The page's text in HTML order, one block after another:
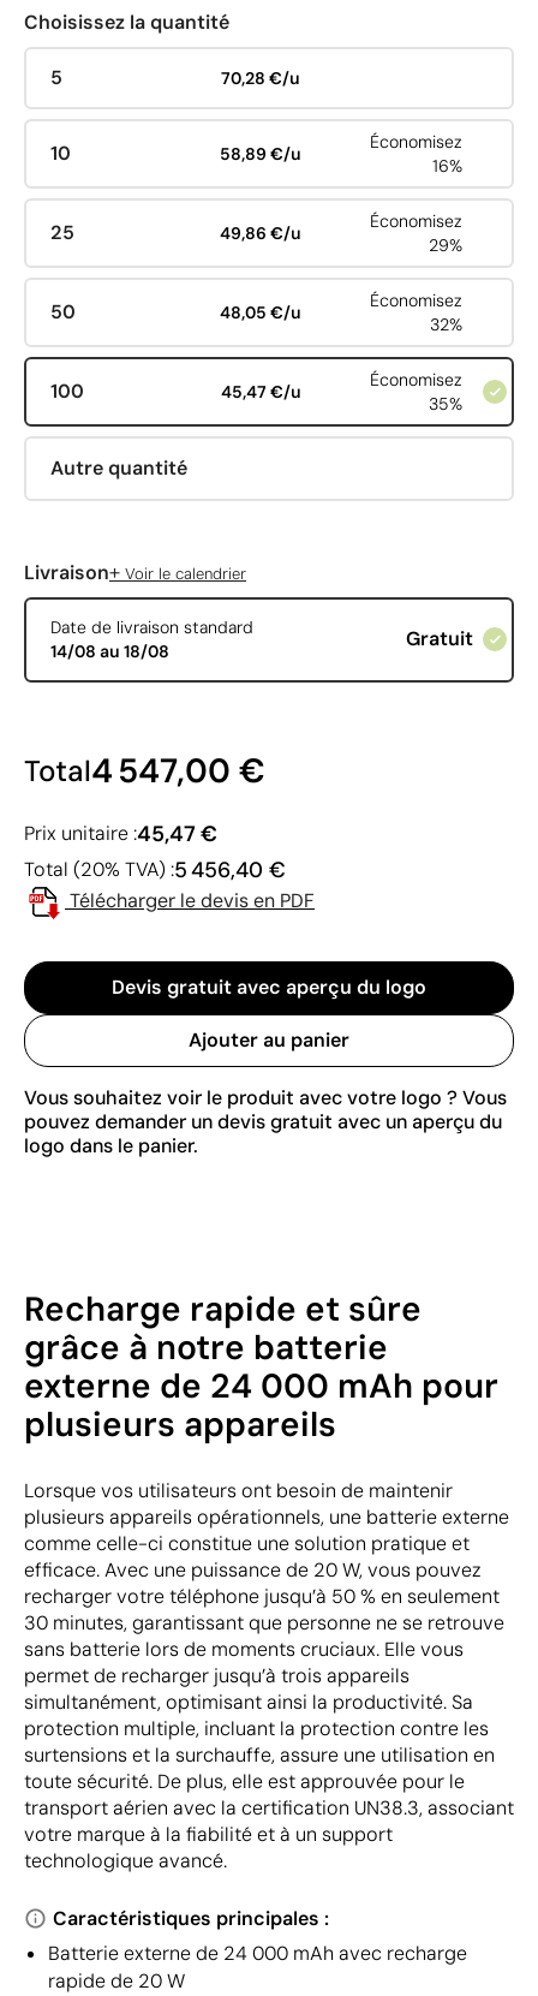
Choisissez la quantité
5 70,28 €/u
10 58,89 €/u
Économisez
16%
25 49,86 €/u
Économisez
29%
50 48,05 €/u
Économisez
32%
100 45,47 €/u
Économisez
35%
Autre quantité
Livraison+ Voir le calendrier
Date de livraison standard
14/08 au 18/08
Gratuit
Total4 547,00 €
Prix unitaire :45,47 €
Total (20% TVA) :5 456,40 €
Télécharger le devis en PDF
Devis gratuit avec aperçu du logo
Ajouter au panier
Vous souhaitez voir le produit avec votre logo ? Vous
pouvez demander un devis gratuit avec un aperçu du
logo dans le panier.
Recharge rapide et sûre
grâce à notre batterie
externe de 24 000 mAh pour
plusieurs appareils
Lorsque vos utilisateurs ont besoin de maintenir
plusieurs appareils opérationnels, une batterie externe
comme celle-ci constitue une solution pratique et
efficace. Avec une puissance de 20 W, vous pouvez
recharger votre téléphone jusqu’à 50 % en seulement
30 minutes, garantissant que personne ne se retrouve
sans batterie lors de moments cruciaux. Elle vous
permet de recharger jusqu’à trois appareils
simultanément, optimisant ainsi la productivité. Sa
protection multiple, incluant la protection contre les
surtensions et la surchauffe, assure une utilisation en
toute sécurité. De plus, elle est approuvée pour le
transport aérien avec la certification UN38.3, associant
votre marque à la fiabilité et à un support
technologique avancé.
Caractéristiques principales :
Batterie externe de 24 000 mAh avec recharge
rapide de 20 W